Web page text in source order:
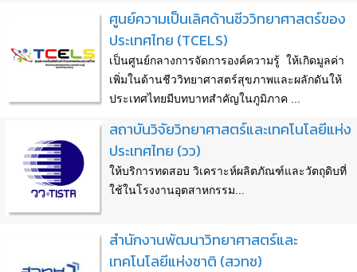
ศูนย์ความเป็นเลิศด้านชีววิทยาศาสตร์ของ
ประเทศไทย (TCELS)
เป็นศูนย์กลางการจัดการองค์ความรู้ ให้เกิดมูลค่า
เพิ่มในด้านชีววิทยาศาสตร์สุขภาพและผลักดันให้
ประเทศไทยมีบทบาทสำคัญในภูมิภาค ...
สถาบันวิจัยวิทยาศาสตร์และเทคโนโลยีแห่ง
ประเทศไทย (วว)
ให้บริการทดสอบ วิเคราะห์ผลิตภัณฑ์และวัตถุดิบที่
ใช้ในโรงงานอุตสาหกรรม...
สำนักงานพัฒนาวิทยาศาสตร์และ
เทคโนโลยีแห่งชาติ (สวทช)